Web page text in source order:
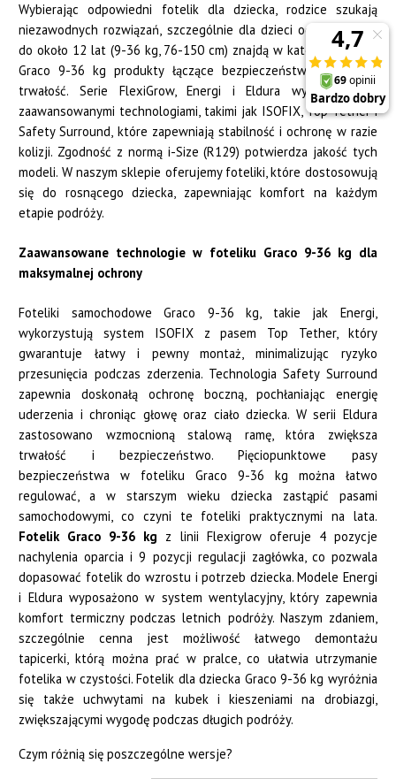
Wybierając odpowiedni fotelik dla dziecka, rodzice szukają
niezawodnych rozwiązań, szczególnie dla dzieci od 9 miesięcy
do około 12 lat (9-36 kg, 76-150 cm) znajdą w kategorii fotelik
Graco 9-36 kg produkty łączące bezpieczeństwo, wygodę i
trwałość. Serie FlexiGrow, Energi i Eldura wyróżniają się
zaawansowanymi technologiami, takimi jak ISOFIX, Top Tether i
Safety Surround, które zapewniają stabilność i ochronę w razie
kolizji. Zgodność z normą i-Size (R129) potwierdza jakość tych
modeli. W naszym sklepie oferujemy foteliki, które dostosowują
się do rosnącego dziecka, zapewniając komfort na każdym
etapie podróży.
Zaawansowane technologie w foteliku Graco 9-36 kg dla
maksymalnej ochrony
Foteliki samochodowe Graco 9-36 kg, takie jak Energi,
wykorzystują system ISOFIX z pasem Top Tether, który
gwarantuje łatwy i pewny montaż, minimalizując ryzyko
przesunięcia podczas zderzenia. Technologia Safety Surround
zapewnia doskonałą ochronę boczną, pochłaniając energię
uderzenia i chroniąc głowę oraz ciało dziecka. W serii Eldura
zastosowano wzmocnioną stalową ramę, która zwiększa
trwałość i bezpieczeństwo. Pięciopunktowe pasy
bezpieczeństwa w foteliku Graco 9-36 kg można łatwo
regulować, a w starszym wieku dziecka zastąpić pasami
samochodowymi, co czyni te foteliki praktycznymi na lata.
Fotelik Graco 9-36 kg z linii Flexigrow oferuje 4 pozycje
nachylenia oparcia i 9 pozycji regulacji zagłówka, co pozwala
dopasować fotelik do wzrostu i potrzeb dziecka. Modele Energi
i Eldura wyposażono w system wentylacyjny, który zapewnia
komfort termiczny podczas letnich podróży. Naszym zdaniem,
szczególnie cenna jest możliwość łatwego demontażu
tapicerki, którą można prać w pralce, co ułatwia utrzymanie
fotelika w czystości. Fotelik dla dziecka Graco 9-36 kg wyróżnia
się także uchwytami na kubek i kieszeniami na drobiazgi,
zwiększającymi wygodę podczas długich podróży.
Czym różnią się poszczególne wersje?